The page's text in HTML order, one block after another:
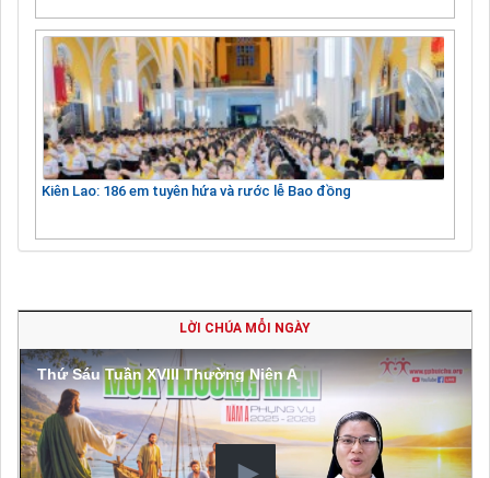
Kiên Lao: 186 em tuyên hứa và rước lễ Bao đồng
LỜI CHÚA MỖI NGÀY
Thứ Sáu Tuần XVIII Thường Niên A